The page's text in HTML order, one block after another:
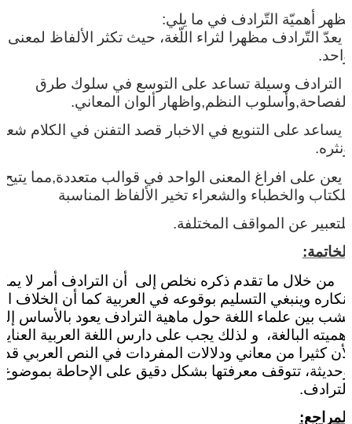
تظهر أهميّة التّرادف في ما يلي:
- يعدّ التّرادف مظهرا لثراء اللّغة، حيث تكثر الألفاظ لمعنى
واحد.
- الترادف وسيلة تساعد على التوسع في سلوك طرق
الفصاحة,وأسلوب النظم,واظهار ألوان المعاني.
- يساعد على التنويع في الاخبار قصد التفنن في الكلام
ونثره.
- يعن على افراغ المعنى الواحد في قوالب متعددة,مما يتيح
للكتاب والخطباء والشعراء تخير الألفاظ المناسبة
للتعبير عن المواقف المختلفة.
الخاتمة:
من خلال ما تقدم ذكره نخلص إلى أن الترادف أمر لا
إنكاره وينبغي التسليم بوقوعه في العربية كما أن الخلاف
نشب بين علماء اللغة حول ماهية الترادف يعود بالأساس
أهميته البالغة،
و لذلك يجب على دارس اللغة العربية
لأن كثيرا من معاني ودلالات المفردات في النص العربي
وحديثة، تتوقف معرفتها بشكل دقيق على الإحاطة بموضوع
الترادف.
المراجع: